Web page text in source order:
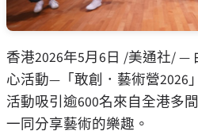
香港2026年5月6日 /美通社/ —
心活動—「敢創．藝術營2026
活動吸引逾600名來自全港多
一同分享藝術的樂趣。